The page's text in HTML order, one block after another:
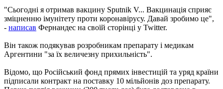
"Сьогодні я отримав вакцину Sputnik V... Вакцинація сприяє
зміцненню імунітету проти коронавірусу. Давай зробимо це",
- написав Фернандес на своїй сторінці у Twitter.
Він також подякував розробникам препарату і медикам
Аргентини "за їх величезну прихильність".
Відомо, що Російський фонд прямих інвестицій та уряд країни
підписали контракт на поставку 10 мільйонів доз препарату.